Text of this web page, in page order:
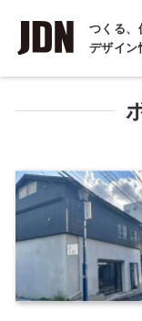
つくる、
デザイン
インタビュー
REPORT
COLUMN
コラム